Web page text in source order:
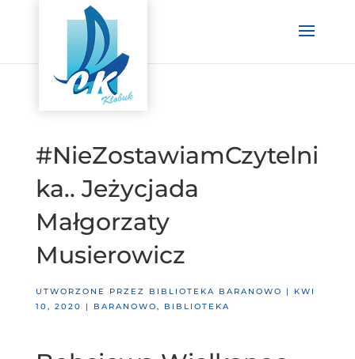
#NieZostawiamCzytelni
ka.. Jeżycjada
Małgorzaty
Musierowicz
UTWORZONE PRZEZ BIBLIOTEKA BARANOWO | KWI
10, 2020
| BARANOWO, BIBLIOTEKA